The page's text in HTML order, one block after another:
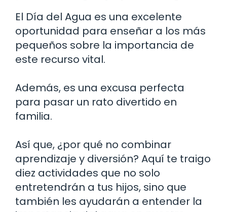
El Día del Agua es una excelente
oportunidad para enseñar a los más
pequeños sobre la importancia de
este recurso vital.
Además, es una excusa perfecta
para pasar un rato divertido en
familia.
Así que, ¿por qué no combinar
aprendizaje y diversión? Aquí te traigo
diez actividades que no solo
entretendrán a tus hijos, sino que
también les ayudarán a entender la